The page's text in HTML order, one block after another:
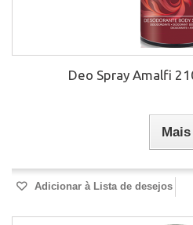
Deo Spray Amalfi
Mais
Adicionar à Lista de desejos